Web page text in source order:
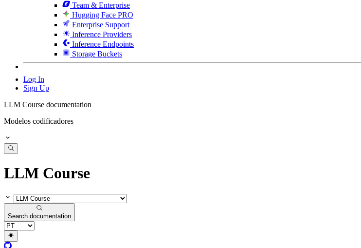
Team & Enterprise
Hugging Face PRO
Enterprise Support
Inference Providers
Inference Endpoints
Storage Buckets
Log In
Sign Up
LLM Course documentation
Modelos codificadores
LLM Course
Search documentation